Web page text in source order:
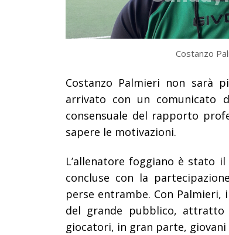
Costanzo
Costanzo Palmieri non sarà
arrivato con un comunicato
consensuale del rapporto
sapere le motivazioni.
L’allenatore foggiano è stato
concluse con la
perse entrambe. Con
del grande pubblico,
giocatori, in gran parte, giovani